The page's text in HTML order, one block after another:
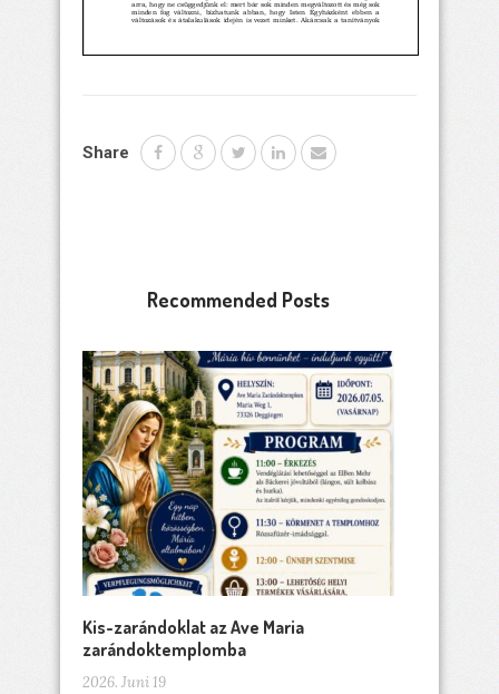
Share
Recommended Posts
Kis-zarándoklat az Ave Maria
zarándoktemplomba
2026. Juni 19